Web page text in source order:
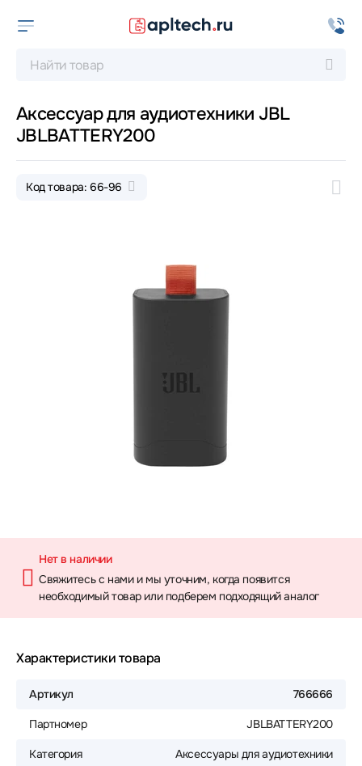
Аксессуар для аудиотехники JBL
JBLBATTERY200
Код товара: 66-96
Нет в наличии
Свяжитесь с нами и мы уточним, когда появится
необходимый товар или подберем подходящий аналог
Характеристики товара
Артикул 766666
Партномер JBLBATTERY200
Категория Аксессуары для аудиотехники